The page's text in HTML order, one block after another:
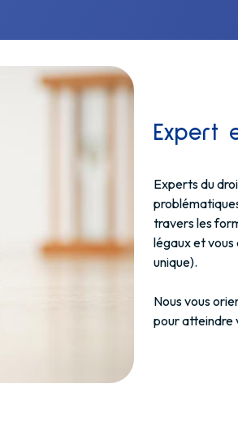
Expert
Experts du
travers les
légaux et
unique).
Nous vous
pour atteindre